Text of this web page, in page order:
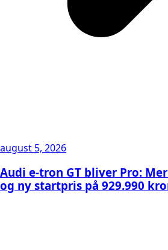
august 5, 2026
Audi e-tron GT bliver Pro:
og ny startpris på 929.990